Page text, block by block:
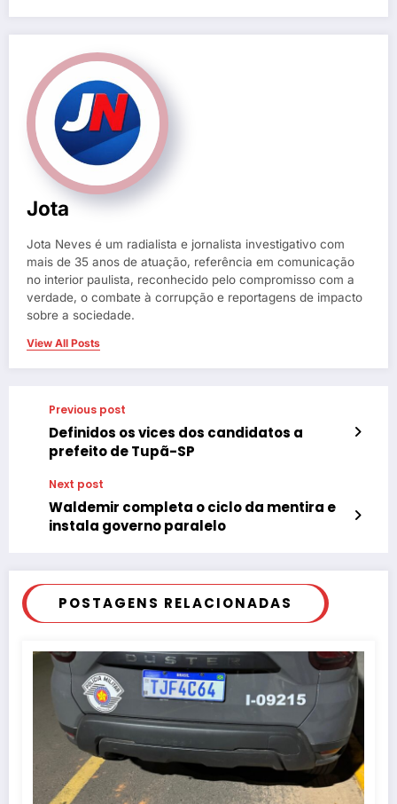
Jota
Jota Neves é um radialista e jornalista investigativo com
mais de 35 anos de atuação, referência em comunicação
no interior paulista, reconhecido pelo compromisso com a
verdade, o combate à corrupção e reportagens de impacto
sobre a sociedade.
View All Posts
Previous post
Definidos os vices dos candidatos a
prefeito de Tupã-SP
Next post
Waldemir completa o ciclo da mentira e
instala governo paralelo
POSTAGENS RELACIONADAS